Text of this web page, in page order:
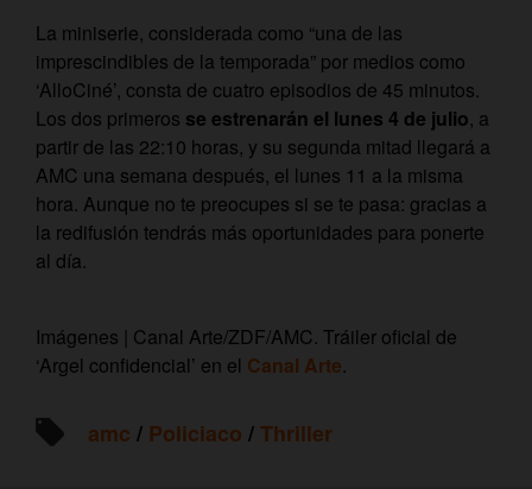
La miniserie, considerada como “una de las
imprescindibles de la temporada” por medios como
‘AlloCiné’, consta de cuatro episodios de 45 minutos.
Los dos primeros se estrenarán el lunes 4 de julio, a
partir de las 22:10 horas, y su segunda mitad llegará a
AMC una semana después, el lunes 11 a la misma
hora. Aunque no te preocupes si se te pasa: gracias a
la redifusión tendrás más oportunidades para ponerte
al día.
Imágenes | Canal Arte/ZDF/AMC. Tráiler oficial de
‘Argel confidencial’ en el Canal Arte.
amc / Policiaco /Thriller